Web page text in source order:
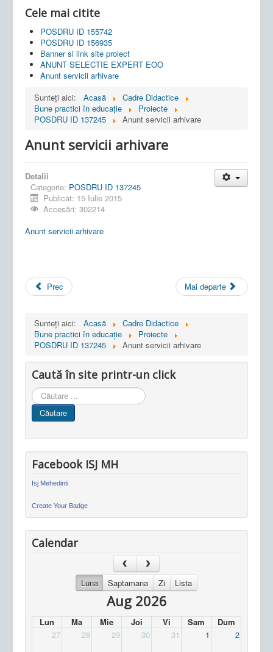
Cele mai citite
POSDRU ID 155742
POSDRU ID 156935
Banner si link site proiect
ANUNT SELECTIE EXPERT EOO
Anunt servicii arhivare
Sunteți aici:
Acasă
Cadre Didactice
Bune practici în educaţie
Proiecte
POSDRU ID 137245
Anunt servicii arhivare
Anunt servicii arhivare
Detalii
Categorie: POSDRU ID 137245
Publicat: 15 Iulie 2015
Accesări: 302214
Anunt servicii arhivare
Prec Mai departe
Sunteți aici: Acasă
Cadre Didactice
Bune practici în educaţie
Proiecte
POSDRU ID 137245
Anunt servicii arhivare
Caută în site printr-un click
Cauta
in
site
Căutare
Facebook ISJ MH
Isj Mehedinti
Create Your Badge
Calendar
Luna Saptamana Zi Lista
Aug 2026
Lun Ma Mie Joi Vi Sam
Dum
27
28 29 30 31 1 2